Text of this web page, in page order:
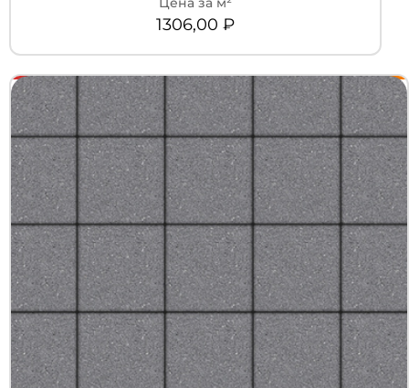
+7 (3452) 600-302
Телефон
1306,00 ₽